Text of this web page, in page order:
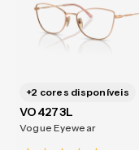
+2 cores disponíveis
VO4273L
Vogue Eyewear